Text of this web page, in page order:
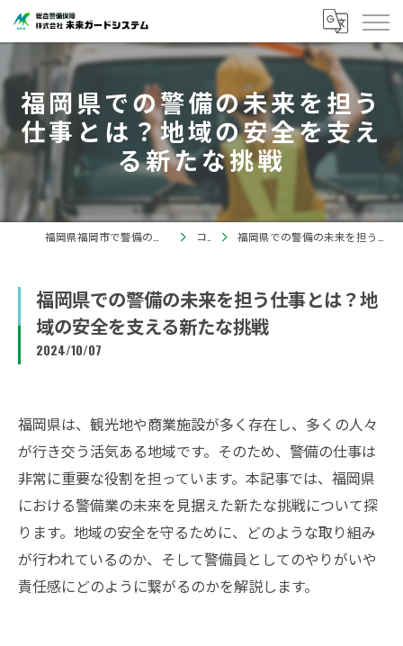
福岡県での警備の未来を担う
仕事とは？地域の安全を支え
る新たな挑戦
コラム 福岡県での警備の未来を担う仕事とは？地域の安全を支える新たな挑戦
福岡県での警備の未来を担う仕事とは？地
域の安全を支える新たな挑戦
2024/10/07
福岡県は、観光地や商業施設が多く存在し、多くの人々
が行き交う活気ある地域です。そのため、警備の仕事は
非常に重要な役割を担っています。本記事では、福岡県
における警備業の未来を見据えた新たな挑戦について探
ります。地域の安全を守るために、どのような取り組み
が行われているのか、そして警備員としてのやりがいや
責任感にどのように繋がるのかを解説します。